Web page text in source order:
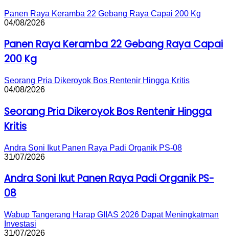
Panen Raya Keramba 22 Gebang Raya Capai 200 Kg
04/08/2026
Panen Raya Keramba 22 Gebang Raya Capai
200 Kg
Seorang Pria Dikeroyok Bos Rentenir Hingga Kritis
04/08/2026
Seorang Pria Dikeroyok Bos Rentenir Hingga
Kritis
Andra Soni Ikut Panen Raya Padi Organik PS-08
31/07/2026
Andra Soni Ikut Panen Raya Padi Organik PS-
08
Wabup Tangerang Harap GIIAS 2026 Dapat Meningkatman
Investasi
31/07/2026